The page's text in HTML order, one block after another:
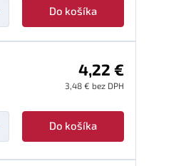
Do košíka
4,22 €
3,48 € bez DPH
Do košíka